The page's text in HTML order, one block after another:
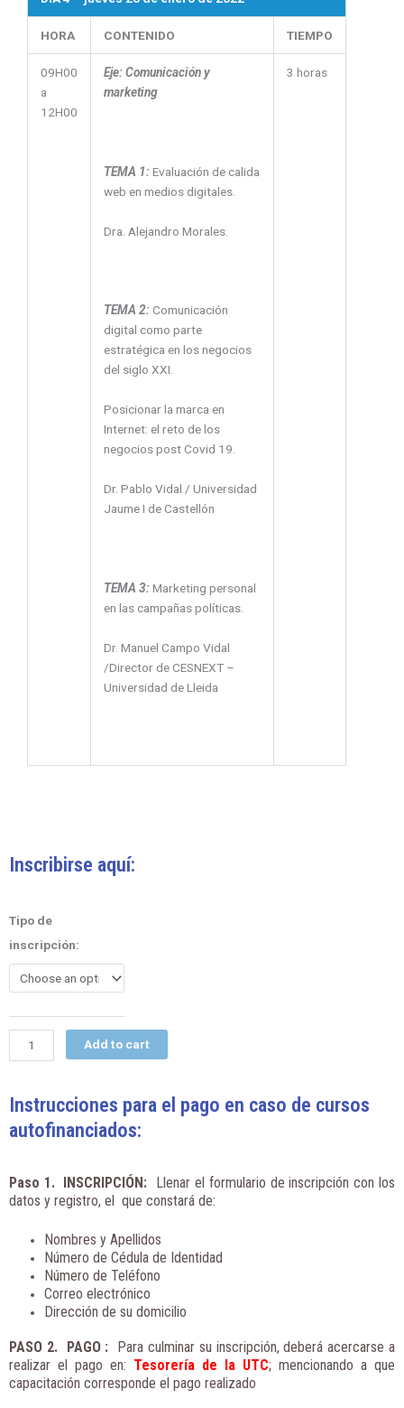
HORA CONTENIDO TIEMPO
09H00
a
12H00
Eje: Comunicación y
marketing
TEMA 1:Evaluación de calida
web en medios digitales.
Dra. Alejandro Morales.
TEMA 2:Comunicación
digital como parte
estratégica en los negocios
del siglo XXI.
Posicionar la marca en
Internet: el reto de los
negocios post Covid 19.
Dr. Pablo Vidal / Universidad
Jaume I de Castellón
TEMA 3:Marketing personal
en las campañas políticas.
Dr. Manuel Campo Vidal
/Director de CESNEXT –
Universidad de Lleida
3 horas
Inscribirse aquí:
Tipo de
inscripción:
SEMINARIO:
Comunicación
Cambio
Social
quantity
Add to cart
Instrucciones para el pago en caso de cursos
autofinanciados:
Paso 1. INSCRIPCIÓN: Llenar el formulario de inscripción con los
datos y registro, el que constará de:
Nombres y Apellidos
Número de Cédula de Identidad
Número de Teléfono
Correo electrónico
Dirección de su domicilio
PASO 2. PAGO : Para culminar su inscripción, deberá acercarse a
realizar el pago en: Tesorería de la UTC; mencionando a que
capacitación corresponde el pago realizado